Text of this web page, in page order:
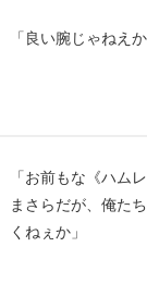
「良い腕じゃねえ
「お前もな《ハム
まさらだが、俺た
くねぇか」